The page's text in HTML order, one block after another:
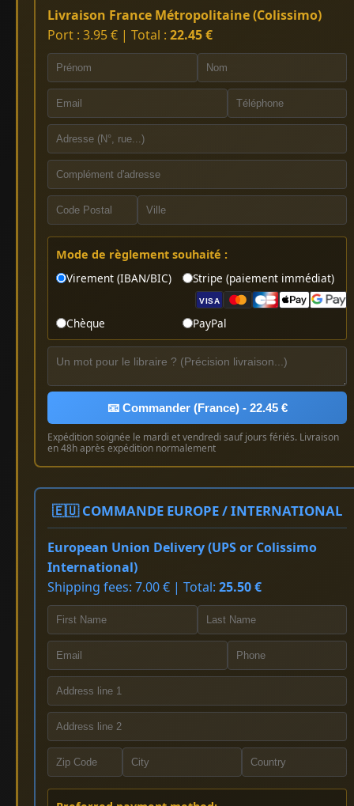
Livraison France Métropolitaine (Colissimo)
Port : 3.95 € | Total : 22.45 €
Mode de règlement souhaité :
Virement (IBAN/BIC)
Stripe (paiement immédiat)
VISA
Chèque PayPal
📧 Commander (France) - 22.45 €
Expédition soignée le mardi et vendredi sauf jours fériés. Livraison
en 48h après expédition normalement
🇪🇺 COMMANDE EUROPE / INTERNATIONAL
European Union Delivery (UPS or Colissimo
International)
Shipping fees: 7.00 € | Total: 25.50 €